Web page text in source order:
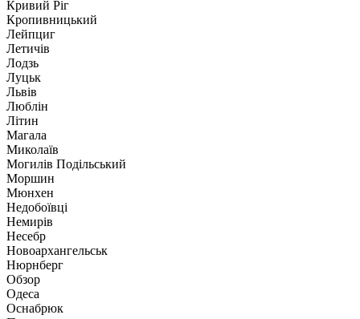
Кривий Ріг
Кропивницький
Лейпциг
Летичів
Лодзь
Луцьк
Львів
Люблін
Літин
Магала
Миколаїв
Могилів Подільський
Моршин
Мюнхен
Недобоївці
Немирів
Несебр
Новоархангельськ
Нюрнберг
Обзор
Одеса
Оснабрюк